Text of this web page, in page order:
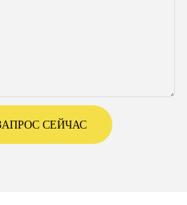
СЕЙЧАС